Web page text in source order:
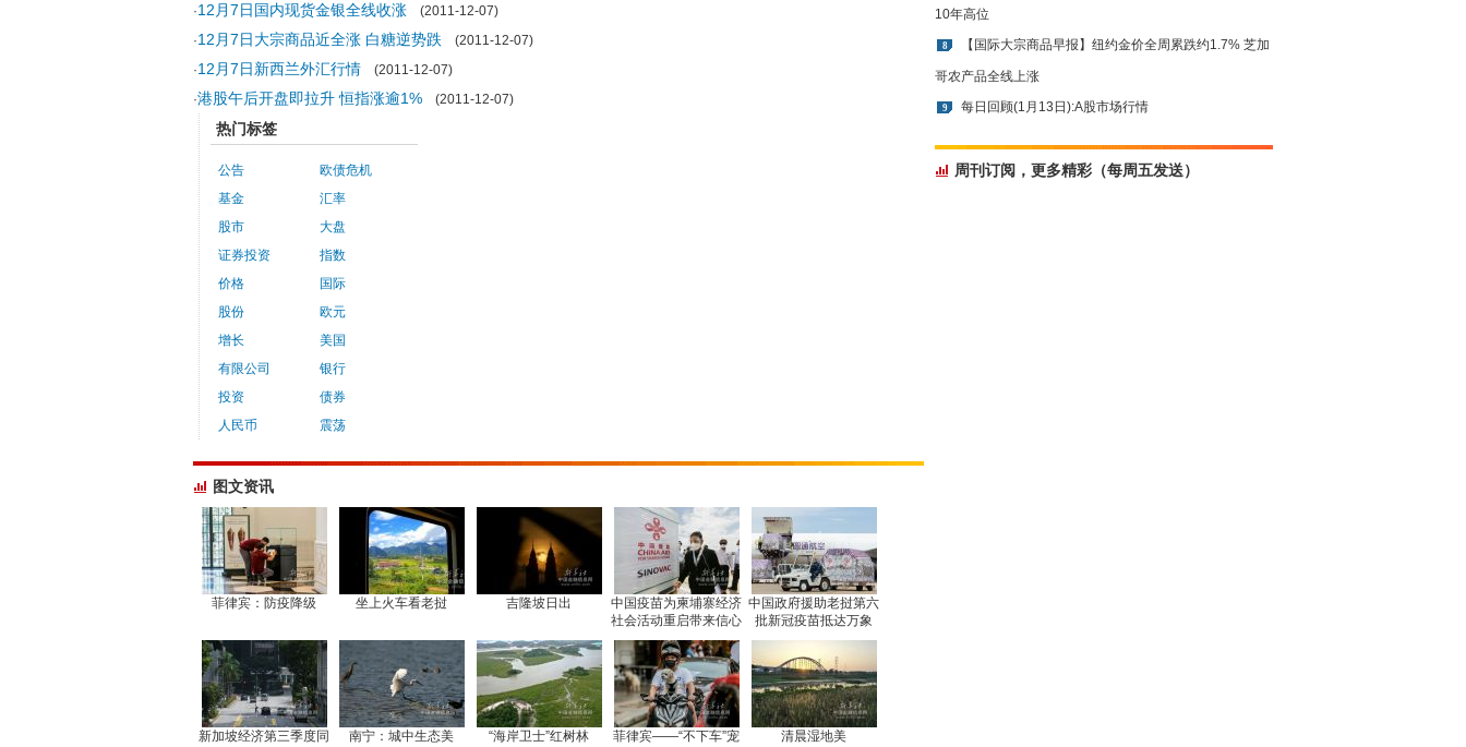
·12月7日国内现货金银全线收涨 (2011-12-07)
·12月7日大宗商品近全涨 白糖逆势跌 (2011-12-07)
·12月7日新西兰外汇行情 (2011-12-07)
·港股午后开盘即拉升 恒指涨逾1% (2011-12-07)
热门标签
公告
基金
股市
证券投资
价格
股份
增长
有限公司
投资
人民币
欧债危机
汇率
大盘
指数
国际
欧元
美国
银行
债券
震荡
图文资讯
菲律宾：防疫降级 坐上火车看老挝 吉隆坡日出
中国疫苗为柬埔寨经济
社会活动重启带来信心
中国政府援助老挝第六
批新冠疫苗抵达万象
新加坡经济第三季度同
南宁：城中生态美 “海岸卫士”红树林
菲律宾——“不下车”宠
清晨湿地美
10年高位
8 【国际大宗商品早报】纽约金价全周累跌约1.7% 芝加
哥农产品全线上涨
9 每日回顾(1月13日):A股市场行情
周刊订阅，更多精彩（每周五发送）